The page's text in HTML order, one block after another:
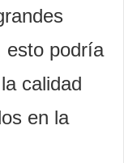
esto podría
calidad
en la